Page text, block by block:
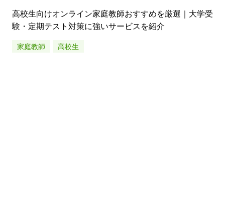
高校生向けオンライン家庭教師おすすめを厳選｜大学受
験・定期テスト対策に強いサービスを紹介
家庭教師 高校生